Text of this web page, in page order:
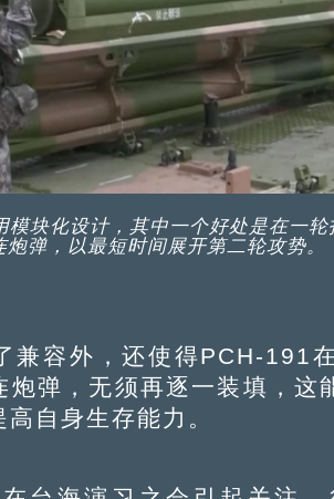
模块化设计，其中一个好处是在一
炮弹，以最短时间展开第二轮攻势。
容外，还使得PCH-191在
弹，无须再逐一装填，这
自身生存能力。